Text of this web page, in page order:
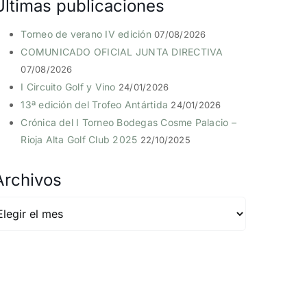
publicaciones
Torneo de verano IV edición 07/08/2026
COMUNICADO OFICIAL JUNTA DIRECTIVA
07/08/2026
I Circuito Golf y Vino 24/01/2026
13ª edición del Trofeo Antártida 24/01/2026
Crónica del I Torneo Bodegas Cosme Palacio –
Rioja Alta Golf Club 2025 22/10/2025